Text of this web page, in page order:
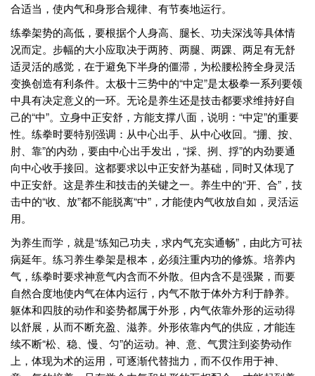
合适当，使内气和身形合规律、有节奏地运行。
练拳架势的高低，要根据个人身高、腿长、功夫深浅等具体情
况而定。步幅的大小应取决于两胯、两腿、两踝、两足有无舒
适灵活的感觉，在于避免下半身的僵滞，为松腰松胯全身灵活
变换创造有利条件。太极十三势中的“中定”是太极拳一系列要领
中具有决定意义的一环。无论是养生还是技击都要求维持好自
己的“中”。立身中正安舒，方能支撑八面，说明：“中定”的重要
性。练拳时要特别强调：从中心出手、从中心收回。“掤、按、
肘、靠”的内劲，要由中心出手发出，“採、挒、捊”的内劲要通
向中心收手接回。这都要求以中正安舒为基础，同时又体现了
中正安舒。这是养生和技击的关键之一。养生中的“开、合”，技
击中的“收、放”都不能脱离“中”，才能使内气收放自如，灵活运
用。
为养生而学，就是“练知己功夫，求内气充实通畅”，由此方可祛
病延年。练习养生拳架是根本，必须注重内功的修炼。培养内
气，练拳时要求神意气内含而不外散。但内含不是强聚，而要
自然合度地使内气在体内运行，内气不散于体外方利于静养。
躯体和四肢的动作和姿势都属于外形，内气依靠外形的运动得
以舒展，从而不断充盈、滋养。外形依靠内气的供应，才能连
续不断“松、稳、慢、匀”的运动。神、意、气贯注到姿势动作
上，体现为术的运用，可逐渐代替拙力，而不仅作用于神、